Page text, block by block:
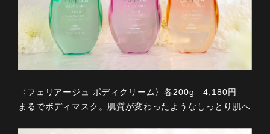
〈フェリアージュ ボディクリーム〉各200g 4,180円
まるでボディマスク。肌質が変わったようなしっとり肌へ